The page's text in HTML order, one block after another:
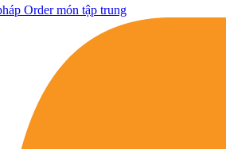
Order món tập trung